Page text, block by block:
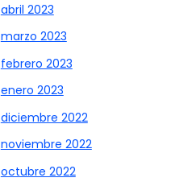
abril 2023
marzo 2023
febrero 2023
enero 2023
diciembre 2022
noviembre 2022
octubre 2022